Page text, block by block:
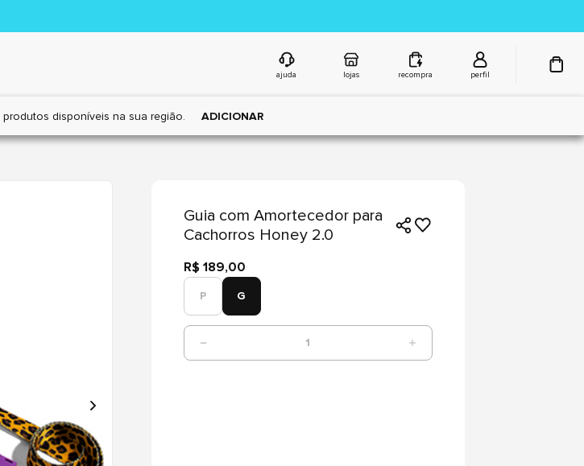
ajuda lojas recompra perfil
produtos disponíveis na sua região. ADICIONAR
Guia com Amortecedor para
Cachorros Honey 2.0
R$ 189,00
P G
1